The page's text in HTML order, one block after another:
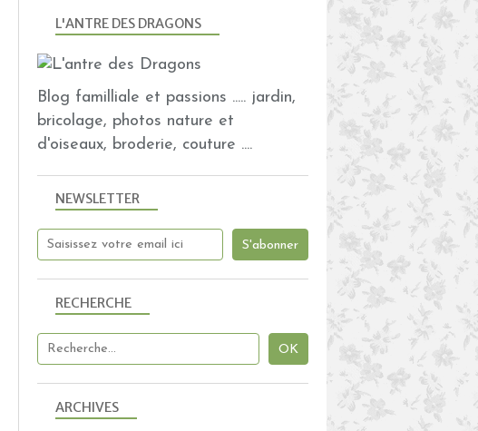
NEWSLETTER
RECHERCHE
L'ANTRE DES DRAGONS
Blog familliale et passions ..... jardin,
bricolage, photos nature et
d'oiseaux, broderie, couture ....
ARCHIVES